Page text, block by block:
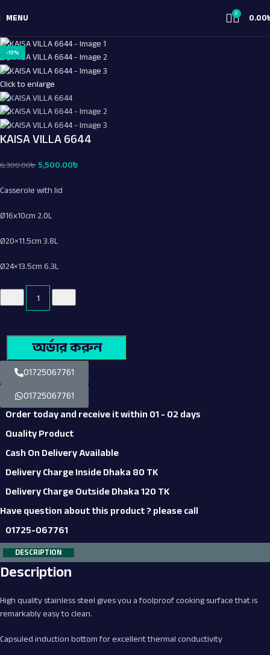
MENU 0 0.00
-13%
Click to enlarge
KAISA VILLA 6644
6,300.00৳5,500.00৳
Casserole with lid
Ø16x10cm 2.0L
Ø20×11.5cm 3.8L
Ø24×13.5cm 6.3L
অর্ডার করুন
01725067761
01725067761
Order today and receive it within 01 - 02 days
Quality Product
Cash On Delivery Available
Delivery Charge Inside Dhaka 80 TK
Delivery Charge Outside Dhaka 120 TK
Have question about this product ? please call
01725-067761
DESCRIPTION
Description
High quality stainless steel gives you a foolproof cooking surface that is
remarkably easy to clean.
Capsuled induction bottom for excellent thermal conductivity